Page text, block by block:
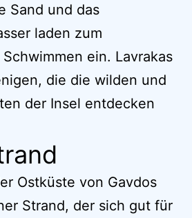
Sand und das
laden zum
ein. Lavrakas
die die wilden und
der Insel entdecken
Ostküste von Gavdos
Strand, der sich gut für